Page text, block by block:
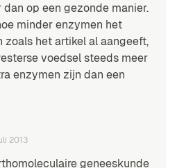
op een gezonde manier.
minder enzymen het
zoals het artikel al aangeeft,
voedsel steeds meer
enzymen zijn dan een
2013
geneeskunde